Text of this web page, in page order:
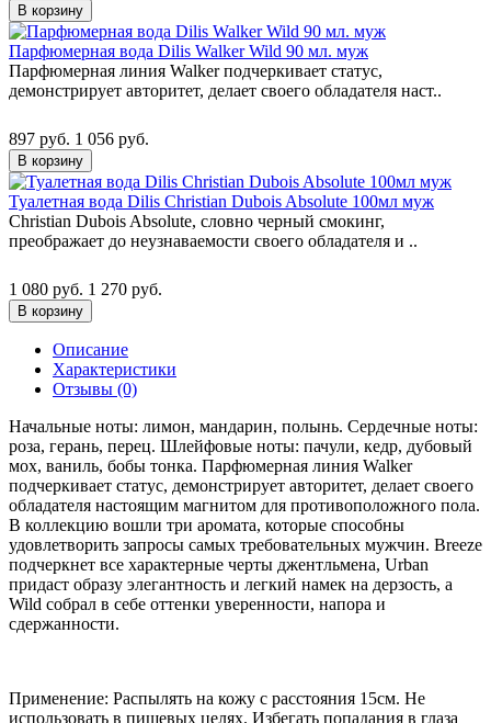
В корзину
Парфюмерная вода Dilis Walker Wild 90 мл. муж
Парфюмерная линия Walker подчеркивает статус,
демонстрирует авторитет, делает своего обладателя наст..
897 руб. 1 056 руб.
В корзину
Туалетная вода Dilis Christian Dubois Absolute 100мл муж
Christian Dubois Absolute, словно черный смокинг,
преображает до неузнаваемости своего обладателя и ..
1 080 руб. 1 270 руб.
В корзину
Описание
Характеристики
Отзывы (0)
Начальные ноты: лимон, мандарин, полынь. Сердечные ноты:
роза, герань, перец. Шлейфовые ноты: пачули, кедр, дубовый
мох, ваниль, бобы тонка. Парфюмерная линия Walker
подчеркивает статус, демонстрирует авторитет, делает своего
обладателя настоящим магнитом для противоположного пола.
В коллекцию вошли три аромата, которые способны
удовлетворить запросы самых требовательных мужчин. Breeze
подчеркнет все характерные черты джентльмена, Urban
придаст образу элегантность и легкий намек на дерзость, а
Wild собрал в себе оттенки уверенности, напора и
сдержанности.
Применение: Распылять на кожу с расстояния 15см. Не
использовать в пищевых целях. Избегать попадания в глаза